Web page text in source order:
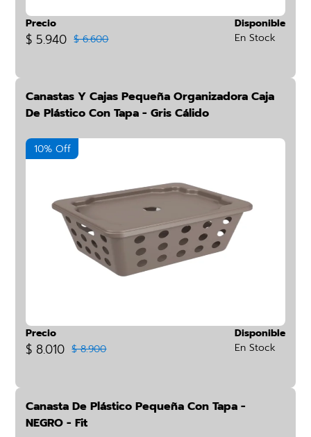
Precio
$ 5.940 $ 6.600
Disponible
En Stock
Canastas Y Cajas Pequeña Organizadora Caja
De Plástico Con Tapa - Gris Cálido
10% Off
Precio
$ 8.010 $ 8.900
Disponible
En Stock
Canasta De Plástico Pequeña Con Tapa -
NEGRO - Fit